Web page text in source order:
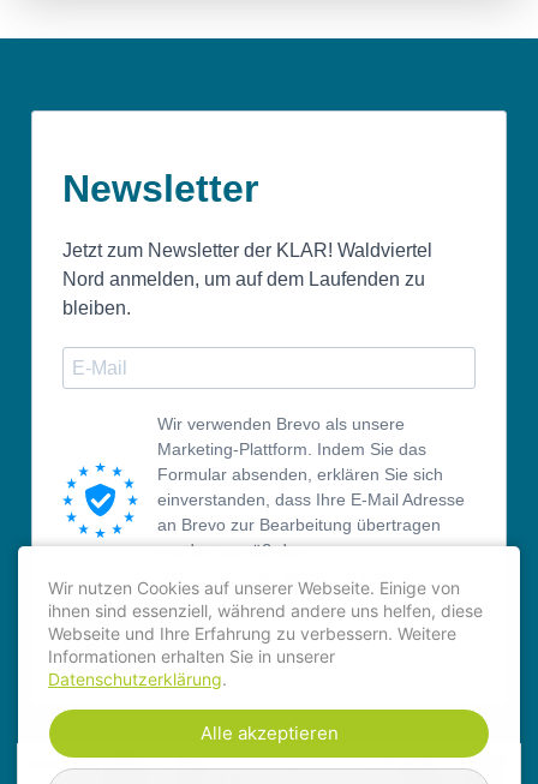
Newsletter
Jetzt zum Newsletter der KLAR! Waldviertel
Nord anmelden, um auf dem Laufenden zu
bleiben.
Wir verwenden Brevo als unsere
Marketing-Plattform. Indem Sie das
Formular absenden, erklären Sie sich
einverstanden, dass Ihre E-Mail Adresse
an Brevo zur Bearbeitung übertragen
werden gemäß den
ANMELDEN
Wir nutzen Cookies auf unserer Webseite. Einige von
ihnen sind essenziell, während andere uns helfen, diese
Webseite und Ihre Erfahrung zu verbessern. Weitere
Informationen erhalten Sie in unserer
Datenschutzerklärung.
Alle akzeptieren